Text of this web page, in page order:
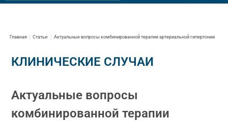
Главная Статьи Актуальные вопросы комбинированной терапии артериальной гипертонии
КЛИНИЧЕСКИЕ СЛУЧАИ
Актуальные вопросы
комбинированной терапии